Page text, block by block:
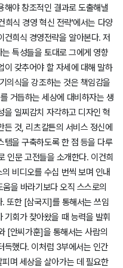
해야 창조적인 결과로 도출해낼
희식 경영 혁신 전략'에서는 다양
건희식 경영전략을 알아본다. 저
특성들을 토대로 그에게 영향
이 갖추어야 할 자세에 대해 말하
의식을 강조하는 것은 책임감을
거듭하는 세상에 대비하자는 생
일찌감치 자각하고 디자인 혁
것, 리츠칼튼의 서비스 정신에
템을 구축하도록 한 점 등을 다루
인문 고전들을 소개한다. 이건희
비디오를 수십 번씩 보며 인내
을 바라기보다 오직 스스로의
또한 [삼국지]를 통해서는 쓰임
회가 찾아왔을 때 능력을 발휘
[안씨가훈]을 통해서는 사람의
득했다. 이처럼 3부에서는 인간
며 세상을 살아가는 데 필요한